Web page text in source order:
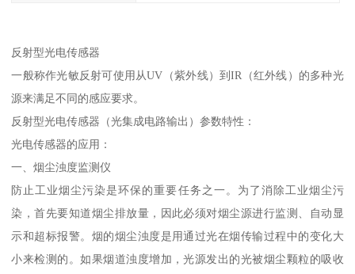
反射型光电传感器
一般称作光敏反射可使用从UV（紫外线）到IR（红外线）的多种光
源来满足不同的感应要求。
反射型光电传感器（光集成电路输出）参数特性：
光电传感器的应用：
一、烟尘浊度监测仪
防止工业烟尘污染是环保的重要任务之一。为了消除工业烟尘污
染，首先要知道烟尘排放量，因此必须对烟尘源进行监测、自动显
示和超标报警。烟的烟尘浊度是用通过光在烟传输过程中的变化大
小来检测的。如果烟道浊度增加，光源发出的光被烟尘颗粒的吸收